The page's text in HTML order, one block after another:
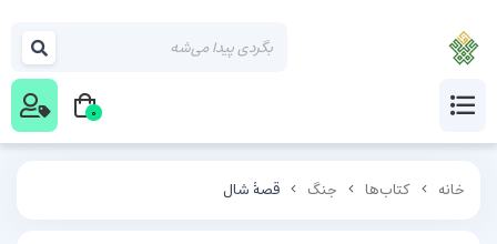
خانه کتاب‌ها جنگ قصۀ شال
0